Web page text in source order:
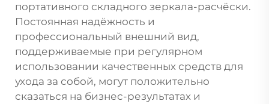
портативного складного зеркала-расчёски.
Постоянная надёжность и
профессиональный внешний вид,
поддерживаемые при регулярном
использовании качественных средств для
ухода за собой, могут положительно
сказаться на бизнес-результатах и